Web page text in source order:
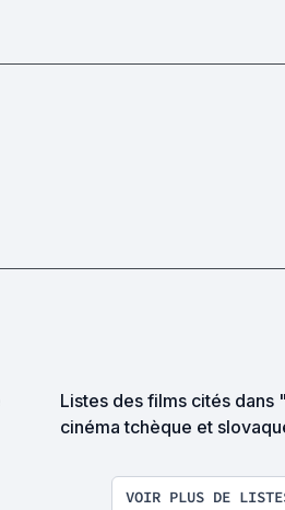
Listes des films cités dans
cinéma tchèque et
VOIR PLUS DE